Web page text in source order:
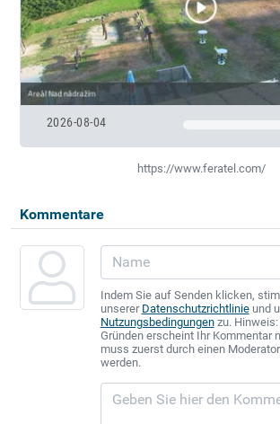
2026-08-04
https://www.feratel.com/
Kommentare
Indem Sie auf Senden klicken,
unserer Datenschutzrichtlinieund
Nutzungsbedingungenzu.
Gründen erscheint Ihr Kommentar
muss zuerst durch einen
werden.